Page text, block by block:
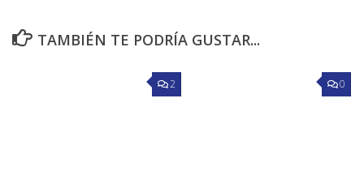
TAMBIÉN TE PODRÍA GUSTAR...
2 0